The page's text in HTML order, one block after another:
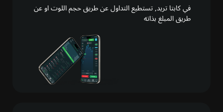
في كابتا تريد, تستطيع التداول عن طريق حجم اللوت او عن
طريق المبلغ بذاته